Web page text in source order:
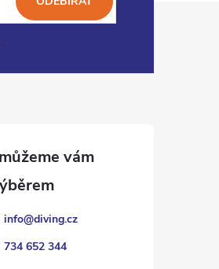
info@diving.cz
734 652 344